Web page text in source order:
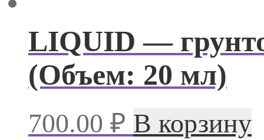
LIQUID —
(Объем: 20 мл)
700.00 ₽ В корзину